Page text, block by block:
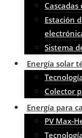
Estación
Sistema
Energía solar
Colector
Energía para
PV Max-